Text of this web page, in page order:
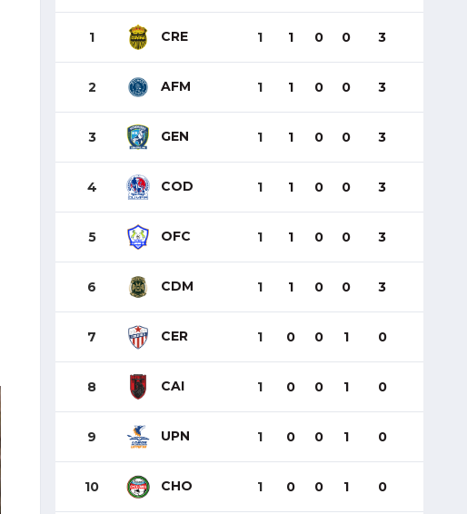
1 CRE 1 1 0 0 3
2 AFM 1 1 0 0 3
3 GEN 1 1 0 0 3
4 COD 1 1 0 0 3
5 OFC 1 1 0 0 3
6 CDM 1 1 0 0 3
7 CER 1 0 0 1 0
8 CAI 1 0 0 1 0
9 UPN 1 0 0 1 0
10 CHO 1 0 0 1 0